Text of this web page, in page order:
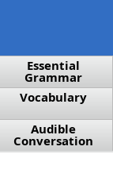
Essential
Grammar
Vocabulary
Audible
Conversation